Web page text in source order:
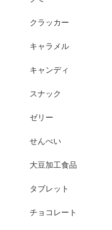
クラッカー
キャラメル
キャンディ
スナック
ゼリー
せんべい
大豆加工食品
タブレット
チョコレート